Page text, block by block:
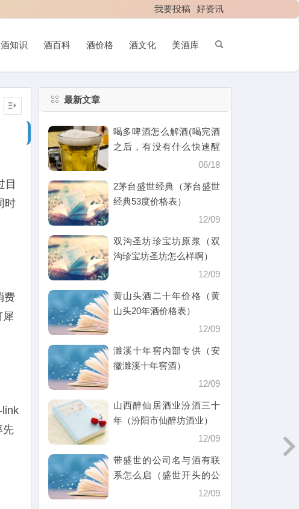
我要投稿 好资讯
酒知识 酒百科 酒价格 酒文化 美酒库
目
时
费
犀
link
先
最新文章
喝多啤酒怎么解酒(喝完酒
之后，有没有什么快速醒
06/18
2茅台盛世经典（茅台盛世
经典53度价格表）
12/09
双沟圣坊珍宝坊原浆（双
沟珍宝坊圣坊怎么样啊）
12/09
黄山头酒二十年价格（黄
山头20年酒价格表）
12/09
濉溪十年窖内部专供（安
徽濉溪十年窖酒）
12/09
山西醉仙居酒业汾酒三十
年（汾阳市仙醉坊酒业）
12/09
带盛世的公司名与酒有联
系怎么启（盛世开头的公
12/09